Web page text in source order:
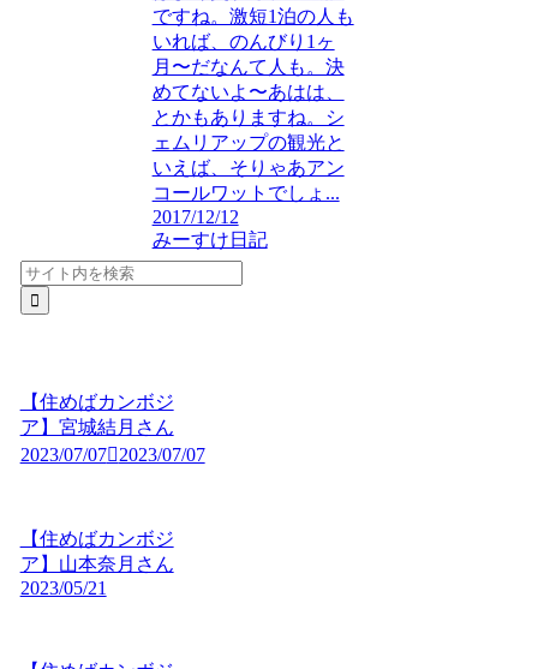
ですね。激短1泊の人も
いれば、のんびり1ヶ
月〜だなんて人も。決
めてないよ〜あはは、
とかもありますね。シ
ェムリアップの観光と
いえば、そりゃあアン
コールワットでしょ...
2017/12/12
みーすけ日記
【住めばカンボジ
ア】宮城結月さん
2023/07/07
2023/07/07
【住めばカンボジ
ア】山本奈月さん
2023/05/21